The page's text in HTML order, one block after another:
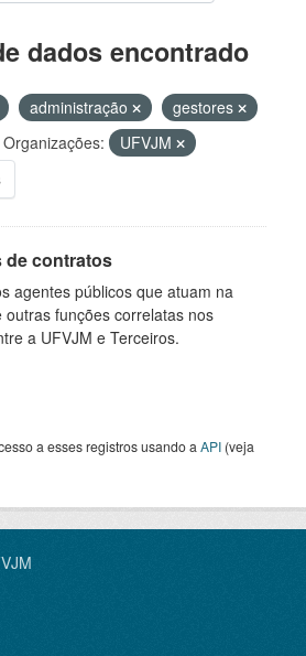
dados encontrado
administração
gestores
Organizações:
UFVJM
de contratos
agentes públicos que atuam na
outras funções correlatas nos
a UFVJM e Terceiros.
a esses registros usando a API (veja